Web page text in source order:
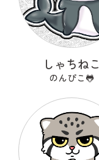
しゃちねこ
のんぴこ🐸